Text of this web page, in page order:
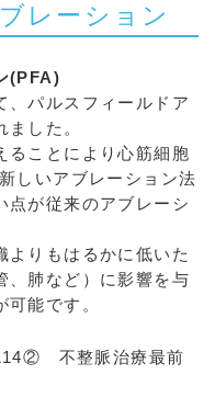
レーション
(PFA)
、パルスフィールドア
した。
ることにより心筋細胞
しいアブレーション法
点が従来のアブレーシ
よりもはるかに低いた
、肺など）に影響を与
能です。
不整脈治療最前